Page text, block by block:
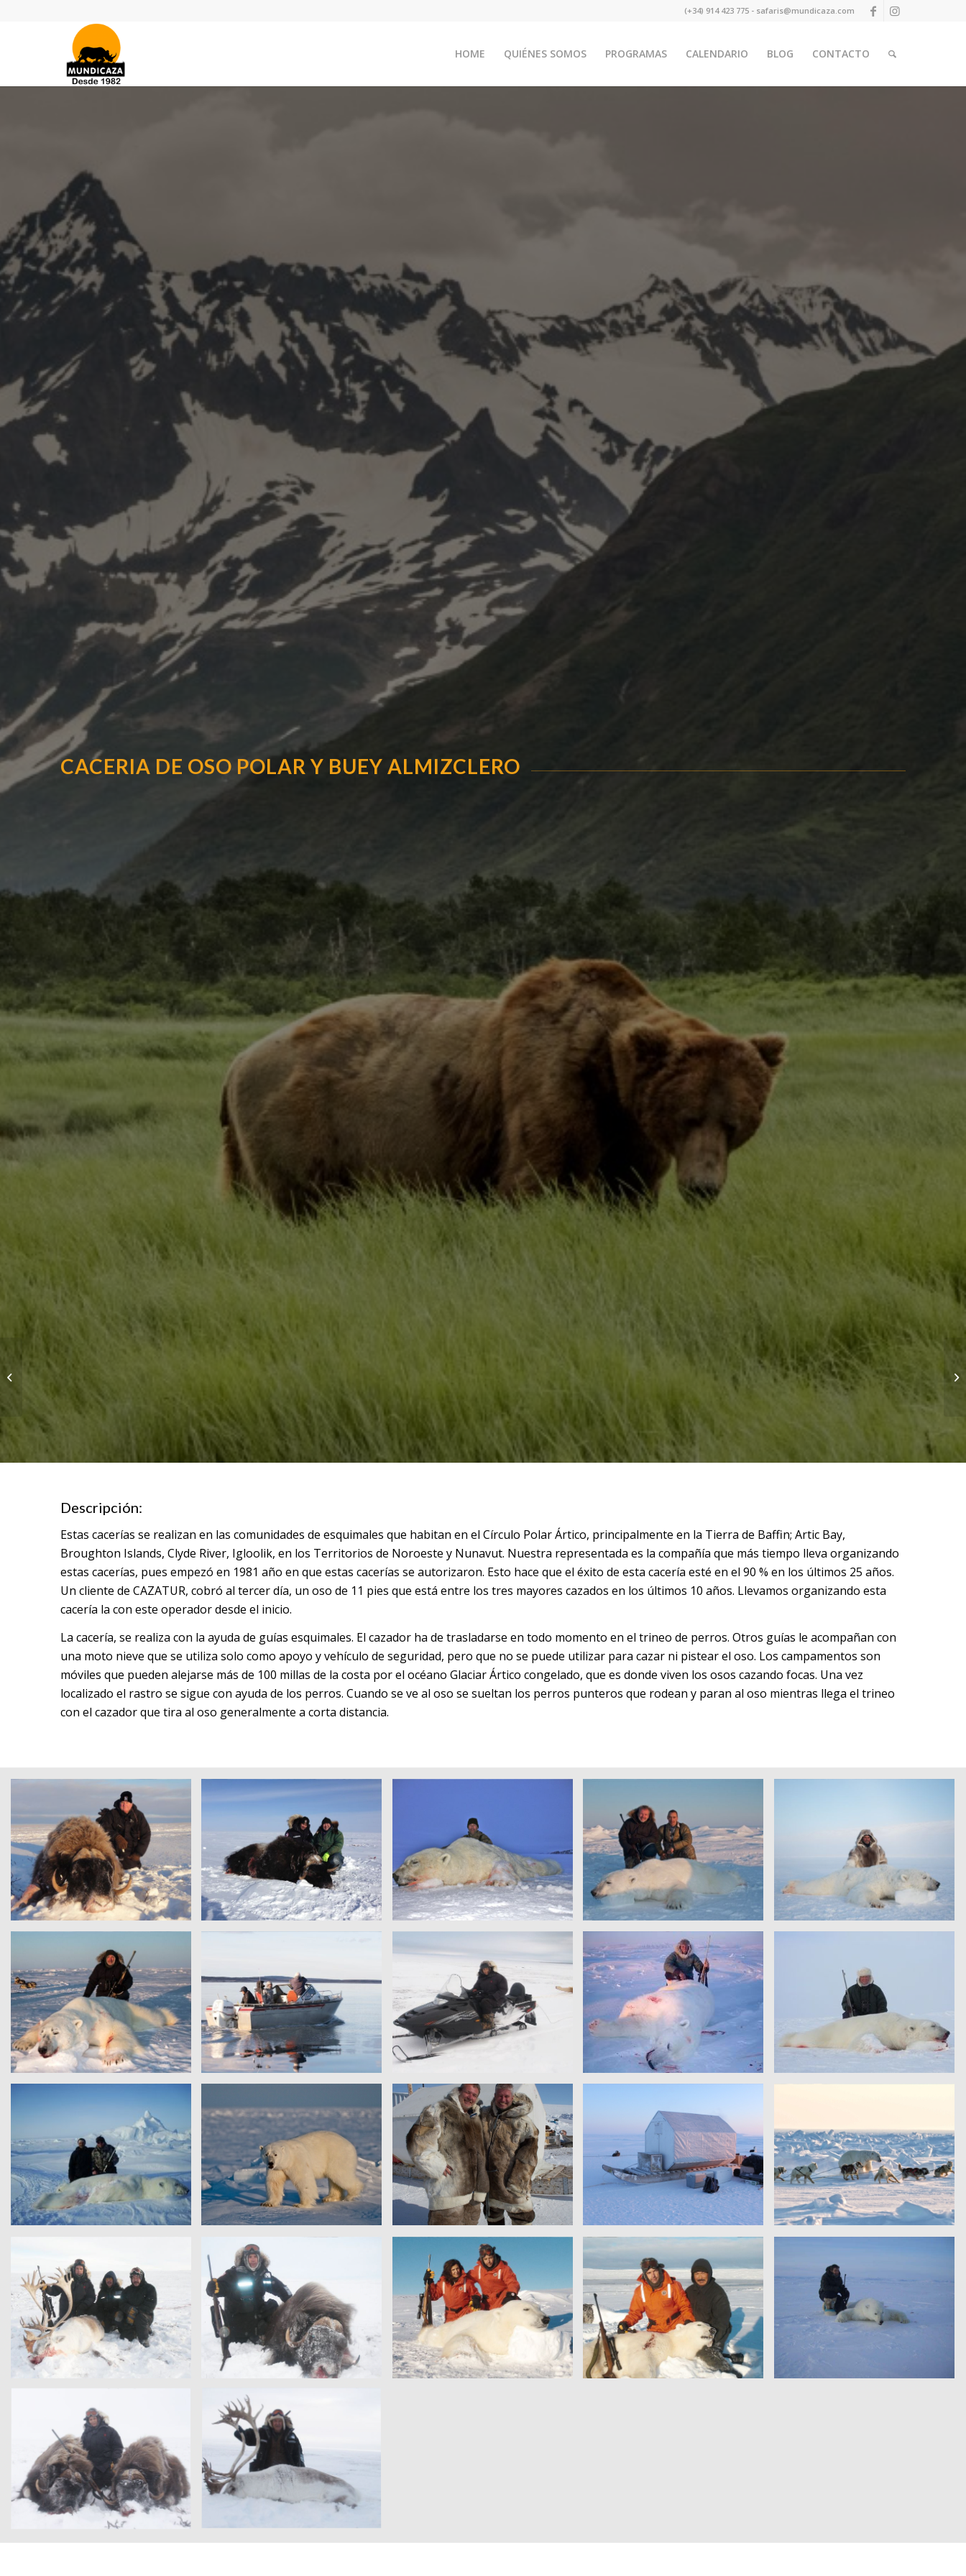
(+34) 914 423 775 - safaris@mundicaza.com
HOME QUIÉNES SOMOS PROGRAMAS CALENDARIO BLOG CONTACTO
CACERIA DE OSO POLAR Y BUEY ALMIZCLERO
Descripción:
Estas cacerías se realizan en las comunidades de esquimales que habitan en el Círculo Polar Ártico, principalmente en la Tierra de Baffin; Artic Bay,
Broughton Islands, Clyde River, Igloolik, en los Territorios de Noroeste y Nunavut. Nuestra representada es la compañía que más tiempo lleva organizando
estas cacerías, pues empezó en 1981 año en que estas cacerías se autorizaron. Esto hace que el éxito de esta cacería esté en el 90 % en los últimos 25 años.
Un cliente de CAZATUR, cobró al tercer día, un oso de 11 pies que está entre los tres mayores cazados en los últimos 10 años. Llevamos organizando esta
cacería la con este operador desde el inicio.
La cacería, se realiza con la ayuda de guías esquimales. El cazador ha de trasladarse en todo momento en el trineo de perros. Otros guías le acompañan con
una moto nieve que se utiliza solo como apoyo y vehículo de seguridad, pero que no se puede utilizar para cazar ni pistear el oso. Los campamentos son
móviles que pueden alejarse más de 100 millas de la costa por el océano Glaciar Ártico congelado, que es donde viven los osos cazando focas. Una vez
localizado el rastro se sigue con ayuda de los perros. Cuando se ve al oso se sueltan los perros punteros que rodean y paran al oso mientras llega el trineo
con el cazador que tira al oso generalmente a corta distancia.
CANADA, CACERIA DE
OSO NEGRO Y VENADO
COLA BLANCA